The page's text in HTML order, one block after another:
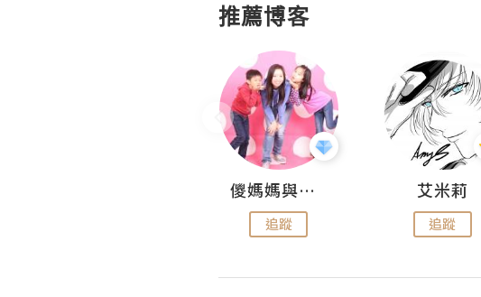
推薦博客
儍媽媽與兩隻小魔怪之家
追蹤
艾米莉
追蹤